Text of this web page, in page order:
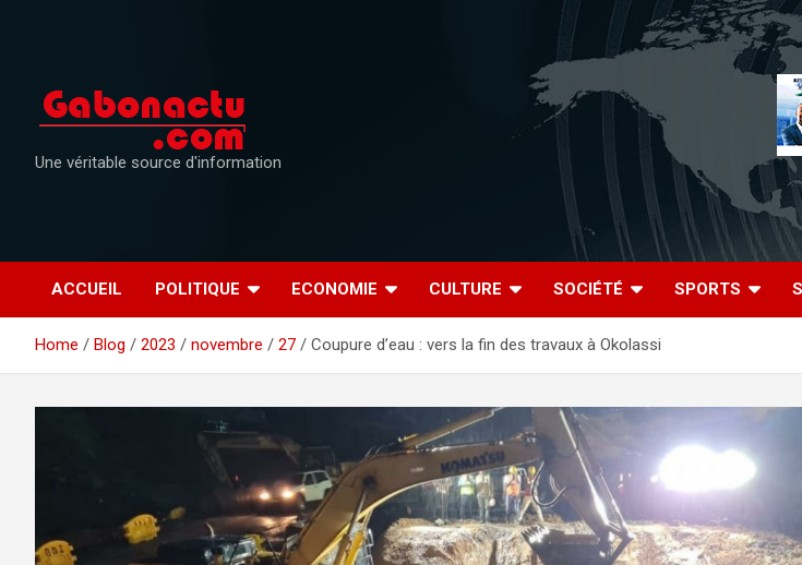
Une véritable source d'information
ACCUEIL POLITIQUE ECONOMIE CULTURE SOCIÉTÉ SPORTS
Home Blog 2023 novembre 27 Coupure d’eau : vers la fin des travaux à Okolassi